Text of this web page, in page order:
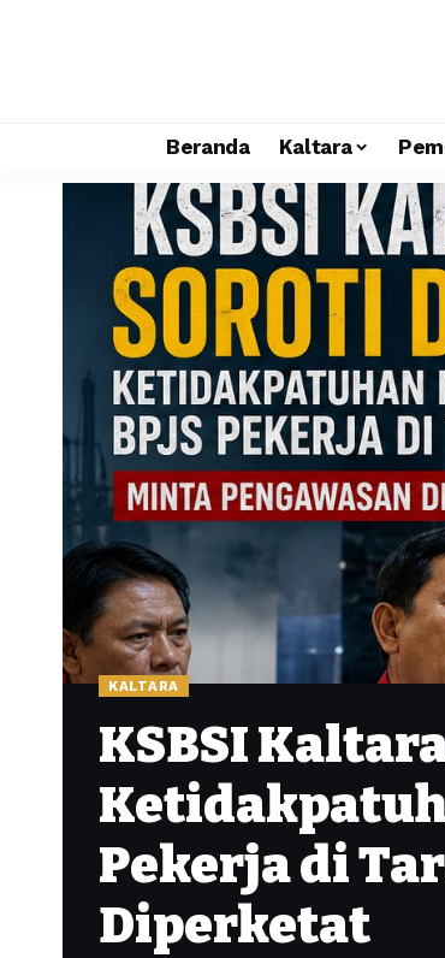
Beranda Kaltara
KALTARA
KSBSI
Pekerja di
Diperketat